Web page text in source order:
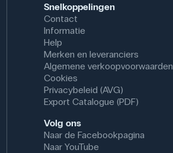
Snelkoppelingen
Contact
Informatie
Help
Merken en leveranciers
Algemene verkoopvoorwaarden
Cookies
Privacybeleid (AVG)
Export Catalogue (PDF)
Volg ons
Naar de Facebookpagina
Naar YouTube